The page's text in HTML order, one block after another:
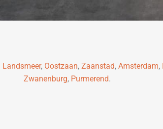
Landsmeer, Oostzaan, Zaanstad, Amsterdam,
Zwanenburg, Purmerend.